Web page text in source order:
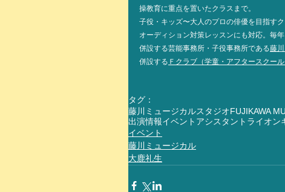
操教育に重点を置いたクラスまで。
子役・キッズ〜大人のプロの俳優を目指す
オーディション対策レッスンにも対応。 毎
併設する芸能事務所・子役事務所である藤
併設する Ｆクラブ（学童・アフタースクール
タグ：
藤川ミュージカルスタジオFUJIKAWA
出演情報イベント アシスタント ライオン
イベント
藤川ミュージカル
大鹿礼生